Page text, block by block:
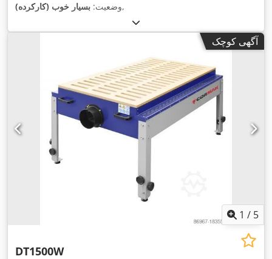
وضعیت: بسیار خوب (کارکرده) ,
آگهی کوچک
1 / 5
DT1500W